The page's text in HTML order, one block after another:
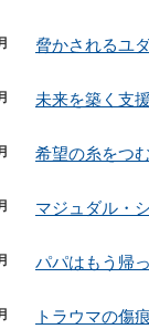
脅かされるユ
未来を築く支
希望の糸をつ
マジュダル・
パパはもう帰
トラウマの傷